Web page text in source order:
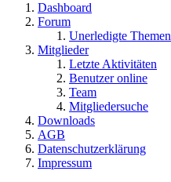
Dashboard
Forum
Unerledigte Themen
Mitglieder
Letzte Aktivitäten
Benutzer online
Team
Mitgliedersuche
Downloads
AGB
Datenschutzerklärung
Impressum